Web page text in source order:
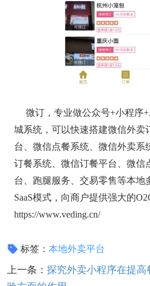
微订，专业做公众号+小程序
城系统，可以快速搭建微信外卖
台、微信点餐系统、微信外卖系
订餐系统、微信订餐平台、微信
台、跑腿服务、交易零售等本地
SaaS模式，向商户提供强大的
https://www.veding.cn/
标签：本地外卖平台
上一条： 探究外卖小程序在提